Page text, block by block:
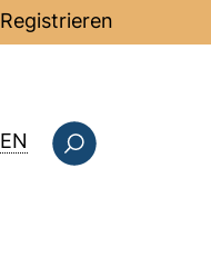
Registrieren
EN : this page in